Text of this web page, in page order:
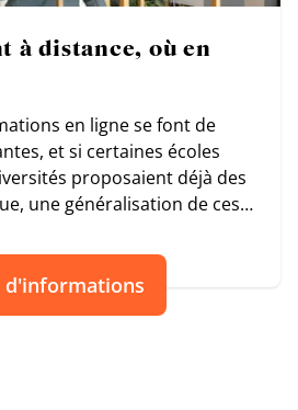
à distance, où en
en ligne se font de
et si certaines écoles
proposaient déjà des
une généralisation de ces
d'informations